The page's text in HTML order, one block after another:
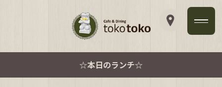
☆本日のランチ☆